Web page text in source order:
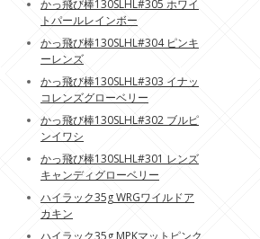
かっ飛び棒130SLHL#305 ホワイ
トパールレインボー
かっ飛び棒130SLHL#304 ピンキ
ーレンズ
かっ飛び棒130SLHL#303 イナッ
コレンズグローベリー
かっ飛び棒130SLHL#302 ブルピ
ンイワシ
かっ飛び棒130SLHL#301 レンズ
キャンディグローベリー
ハイラック35g WRGワイルドア
カキン
ハイラック35g MPKマットピンク